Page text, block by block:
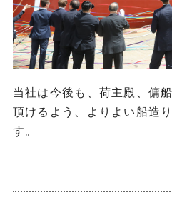
当社は今後も、荷主殿、傭
頂けるよう、よりよい船造
す。